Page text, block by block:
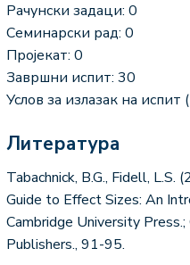
Рачунски задаци: 0
Семинарски рад: 0
Пројекат: 0
Завршни испит: 30
Услов за излазак на испит
Литература
Tabachnick, B.G., Fidell,
Guide to Effect Sizes: An
Cambridge University
Publishers., 91-95.